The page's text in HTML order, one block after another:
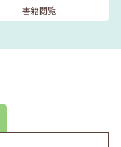
書籍閲覧